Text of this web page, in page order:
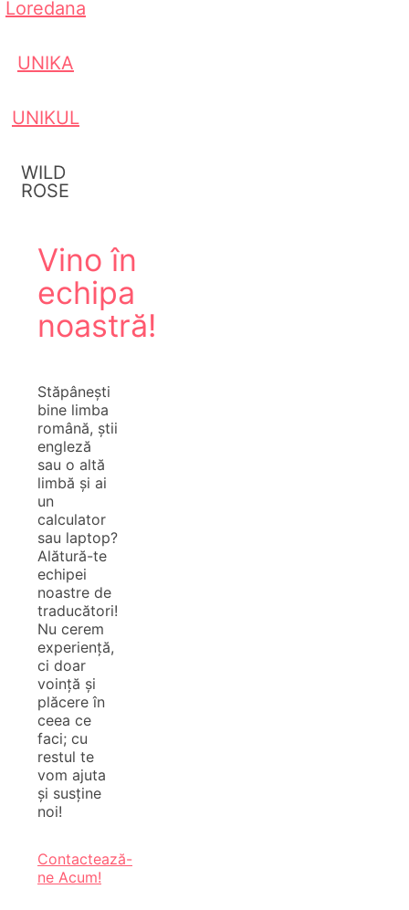
Loredana
UNIKA
UNIKUL
WILD
ROSE
Vino în
echipa
noastră!
Stăpânești
bine limba
română, știi
engleză
sau o altă
limbă și ai
un
calculator
sau laptop?
Alătură-te
echipei
noastre de
traducători!
Nu cerem
experiență,
ci doar
voință și
plăcere în
ceea ce
faci; cu
restul te
vom ajuta
și susține
noi!
Contactează-
ne Acum!